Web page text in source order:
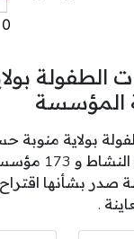
بولاية منوبة
177 مؤسسة
.